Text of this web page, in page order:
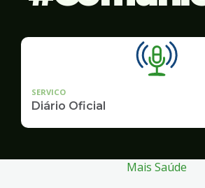
SERVICO
Diário Oficial
Mais Saúde